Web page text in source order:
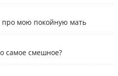
про мою покойную мать
самое смешное?